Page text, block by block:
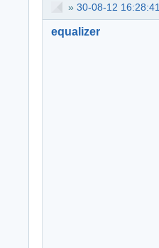
» 30-08-12 16:28:41
equalizer